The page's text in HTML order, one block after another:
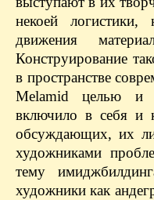
некоей
движения
Конструирование
в пространстве
Melamid целью и
включило в себя и
обсуждающих, их
художниками
тему
художники как